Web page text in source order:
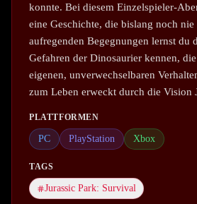
konnte. Bei diesem Einzelspieler-
eine Geschichte, die bislang noch
aufregenden Begegnungen lernst du
Gefahren der Dinosaurier kennen,
eigenen, unverwechselbaren
zum Leben erweckt durch die Vision
PLATTFORMEN
PC PlayStation Xbox
TAGS
Jurassic Park: Survival